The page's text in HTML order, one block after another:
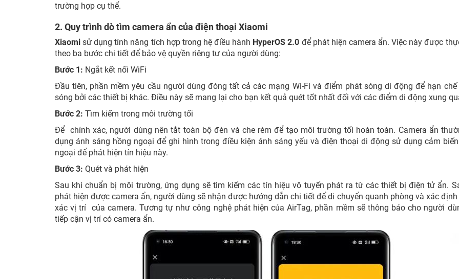
trường hợp cụ thể.
2. Quy trình dò tìm camera ẩn của điện thoại Xiaomi
Xiaomi sử dụng tính năng tích hợp trong hệ điều hành HyperOS 2.0 để phát hiện camera ẩn. Việc này được
theo ba bước chi tiết để bảo vệ quyền riêng tư của người dùng:
Bước 1: Ngắt kết nối WiFi
Đầu tiên, phần mềm yêu cầu người dùng đóng tất cả các mạng Wi-Fi và điểm phát sóng di động để hạn chế
sóng bởi các thiết bị khác. Điều này sẽ mang lại cho bạn kết quả quét tốt nhất đối với các điểm di động xung
Bước 2: Tìm kiếm trong môi trường tối
Để chính xác, người dùng nên tắt toàn bộ đèn và che rèm để tạo môi trường tối hoàn toàn. Camera ẩn
dụng ánh sáng hồng ngoại để ghi hình trong điều kiện ánh sáng yếu và điện thoại di động sử dụng cảm
ngoại để phát hiện tín hiệu này.
Bước 3: Quét và phát hiện
Sau khi chuẩn bị môi trường, ứng dụng sẽ tìm kiếm các tín hiệu vô tuyến phát ra từ các thiết bị điện tử ẩn.
phát hiện được camera ẩn, người dùng sẽ nhận được hướng dẫn chi tiết để di chuyển quanh phòng và xác
xác vị trí của camera. Tương tự như công nghệ phát hiện của AirTag, phần mềm sẽ thông báo cho người
tiếp cận vị trí có camera ẩn.